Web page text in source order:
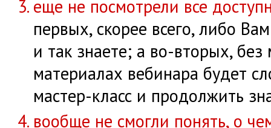
еще не посмотрели все
первых, скорее всего, либо
и так знаете; а во-вторых,
материалах вебинара будет
мастер-класс и продолжить
вообще не смогли понять, о